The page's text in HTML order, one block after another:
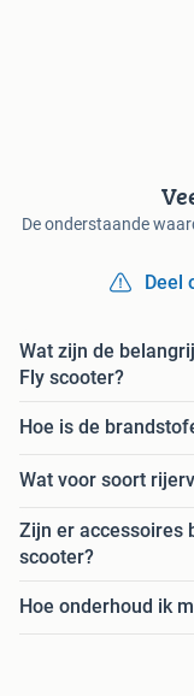
De onderstaande
Deel
Wat zijn de
Fly scooter?
Hoe is de
Wat voor soort
Zijn er accessoires
scooter?
Hoe onderhoud ik